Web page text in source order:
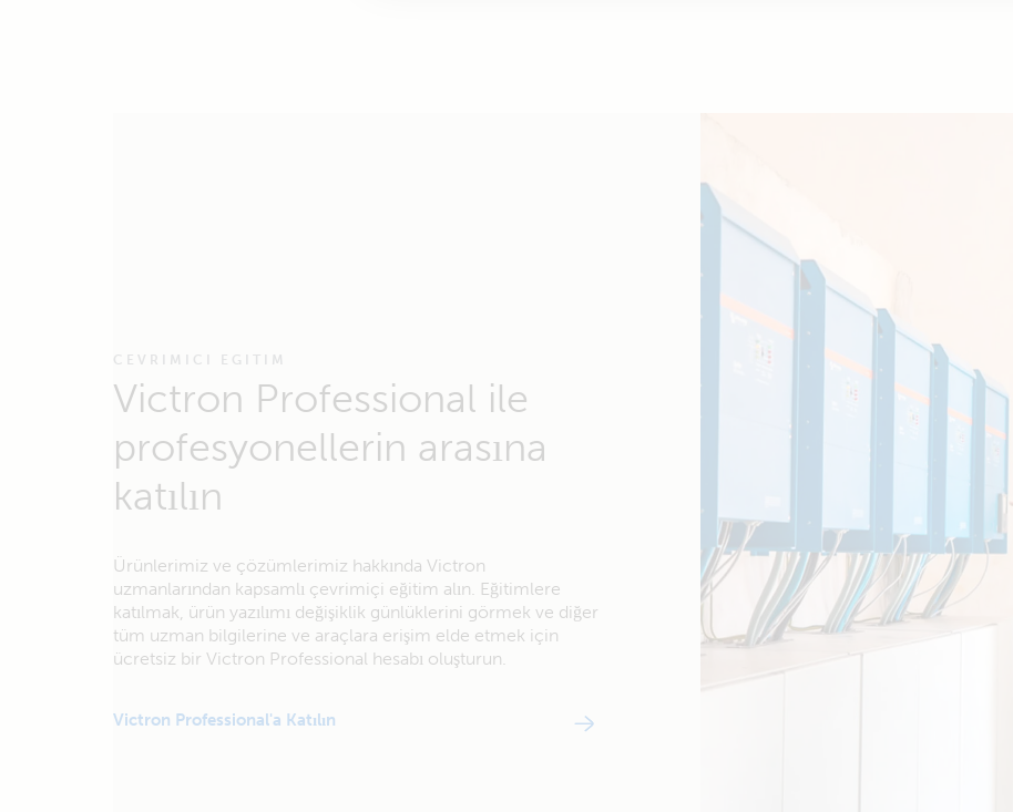
CEVRIMICI EGITIM
Victron Professional ile
profesyonellerin arasına
katılın
Ürünlerimiz ve çözümlerimiz hakkında Victron
uzmanlarından kapsamlı çevrimiçi eğitim alın. Eğitimlere
katılmak, ürün yazılımı değişiklik günlüklerini görmek ve diğer
tüm uzman bilgilerine ve araçlara erişim elde etmek için
ücretsiz bir Victron Professional hesabı oluşturun.
Victron Professional'a Katılın